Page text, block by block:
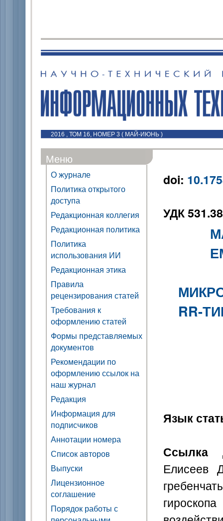
2016 , ТОМ 16, НОМЕР 3 ( МАЙ-ИЮНЬ )
Меню
О журнале
Политика открытого
доступа
Редакционная коллегия
Редакционная политика
Политика
использования ИИ
Редакционная этика
Правила
рецензирования статей
Требования к
оформлению статей
Формы представляемых
документов
Рекомендации по
оформлению ссылок на
наш журнал
Редакция
Информация для
подписчиков
Аннотации номера
Список авторов
Выпуски
Лицензионное
соглашение
Порядок работы с
doi:
УДК
RR-
Язык
Ссылка
Елисеев